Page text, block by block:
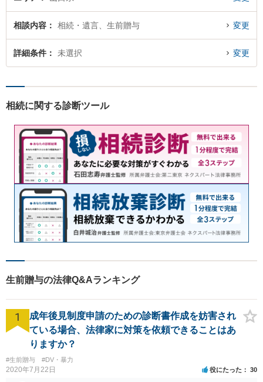
相談内容 相続・遺言、生前贈与 変更
詳細条件 未選択 変更
相続に関する診断ツール
生前贈与の法律Q&Aランキング
1
成年後見制度申請のための診断書作成を妨害され
ている場合、法律家に対策を依頼できることはあ
りますか？
#生前贈与 #DV・暴力
2020年7月22日 役にたった 30